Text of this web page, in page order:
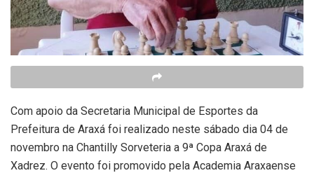
Com apoio da Secretaria Municipal de Esportes da
Prefeitura de Araxá foi realizado neste sábado dia 04 de
novembro na Chantilly Sorveteria a 9ª Copa Araxá de
Xadrez. O evento foi promovido pela Academia Araxaense